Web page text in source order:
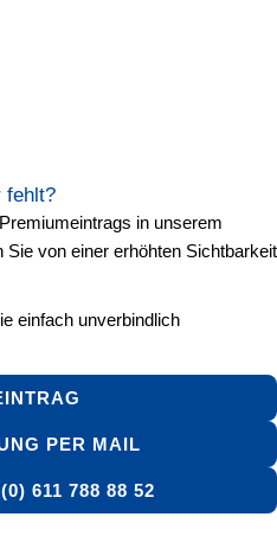
fehlt?
in unserem
von einer erhöhten Sichtbarkeit
einfach unverbindlich
PER MAIL
611 788 88 52